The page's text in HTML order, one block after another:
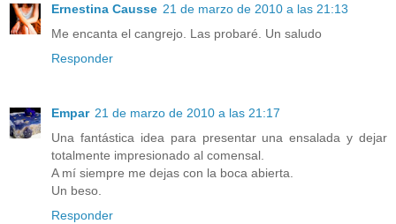
Ernestina Causse 21 de marzo de 2010 a las 21:13
Me encanta el cangrejo. Las probaré. Un saludo
Responder
Empar 21 de marzo de 2010 a las 21:17
Una fantástica idea para presentar una ensalada y dejar
totalmente impresionado al comensal.
A mí siempre me dejas con la boca abierta.
Un beso.
Responder